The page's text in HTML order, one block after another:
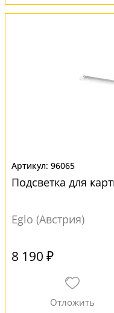
96065
Подсветка для
Eglo (Австрия)
8 190 ₽